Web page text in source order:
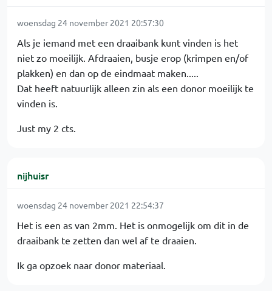
woensdag 24 november 2021 20:57:30
Als je iemand met een draaibank kunt vinden is het
niet zo moeilijk. Afdraaien, busje erop (krimpen en/of
plakken) en dan op de eindmaat maken.....
Dat heeft natuurlijk alleen zin als een donor moeilijk te
vinden is.
Just my 2 cts.
nijhuisr
woensdag 24 november 2021 22:54:37
Het is een as van 2mm. Het is onmogelijk om dit in de
draaibank te zetten dan wel af te draaien.
Ik ga opzoek naar donor materiaal.